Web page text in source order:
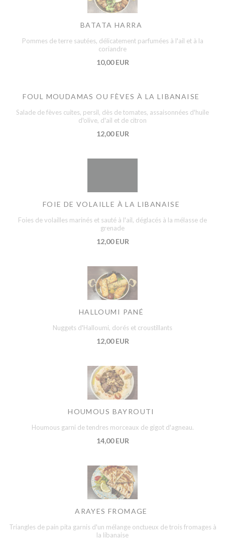
BATATA HARRA
Pommes de terre sautées, délicatement parfumées à l'ail et à la
coriandre
10,00 EUR
FOUL MOUDAMAS OU FÈVES À LA LIBANAISE
Salade de fèves cuites, persil, dès de tomates, assaisonnées d'huile
d'olive, d'ail et de citron
12,00 EUR
FOIE DE VOLAILLE À LA LIBANAISE
Foies de volailles marinés et sauté à l'ail, déglacés à la mélasse de
grenade
12,00 EUR
HALLOUMI PANÉ
Nuggets d'Halloumi, dorés et croustillants
12,00 EUR
HOUMOUS BAYROUTI
Houmous garni de tendres morceaux de gigot d'agneau.
14,00 EUR
ARAYES FROMAGE
Triangles de pain pita garnis d'un mélange onctueux de trois fromages à
la libanaise